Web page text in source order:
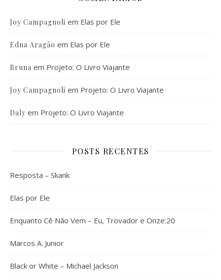
Joy Campagnoli em Elas por Ele
Edna Aragão em Elas por Ele
Bruna em Projeto: O Livro Viajante
Joy Campagnoli em Projeto: O Livro Viajante
Daly em Projeto: O Livro Viajante
POSTS RECENTES
Resposta – Skank
Elas por Ele
Enquanto Cê Não Vem – Eu, Trovador e Onze:20
Marcos A. Junior
Black or White – Michael Jackson